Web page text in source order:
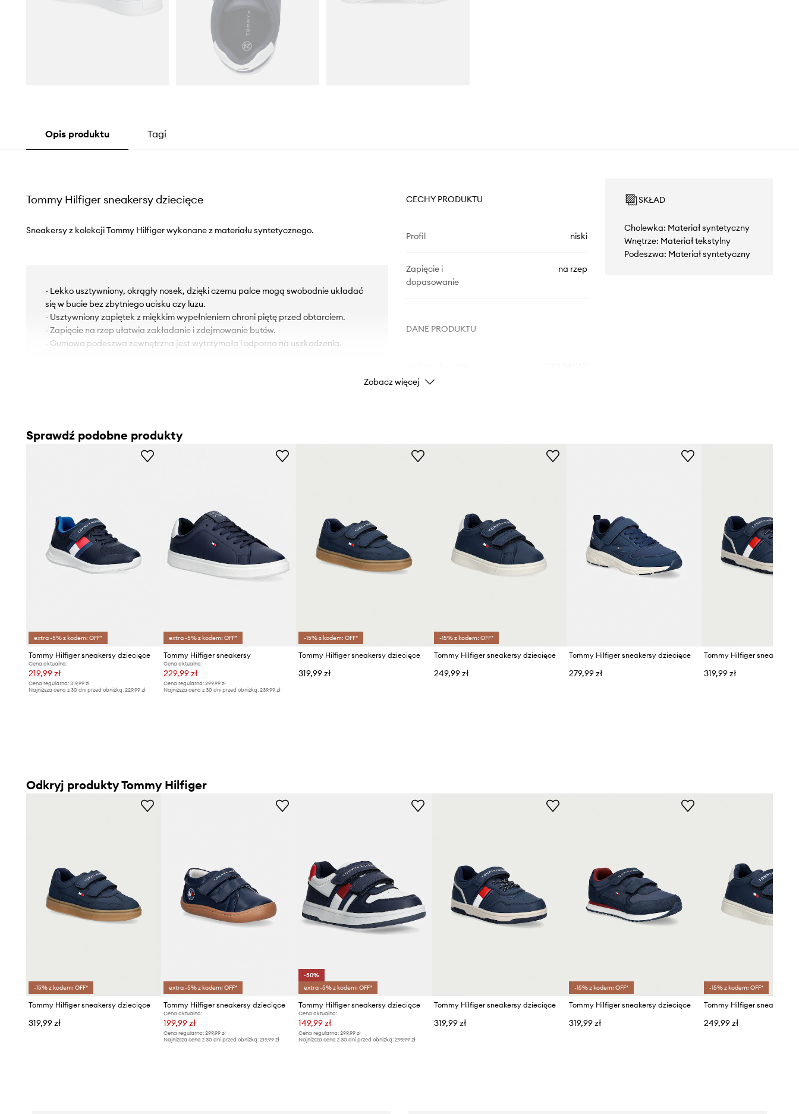
Opis produktu Tagi
Tommy Hilfiger sneakersy dziecięce
Sneakersy z kolekcji Tommy Hilfiger wykonane z materiału syntetycznego.
- Lekko usztywniony, okrągły nosek, dzięki czemu palce mogą swobodnie układać
się w bucie bez zbytniego ucisku czy luzu.
- Usztywniony zapiętek z miękkim wypełnieniem chroni piętę przed obtarciem.
- Zapięcie na rzep ułatwia zakładanie i zdejmowanie butów.
- Gumowa podeszwa zewnętrzna jest wytrzymała i odporna na uszkodzenia.
CECHY PRODUKTU
Profil niski
Zapięcie i
dopasowanie
na rzep
DANE PRODUKTU
Producent
SKŁAD
Cholewka: Materiał syntetyczny
Wnętrze: Materiał tekstylny
Podeszwa: Materiał syntetyczny
Zobacz więcej
Sprawdź podobne produkty
extra -5% z kodem: OFF*
Tommy Hilfiger sneakersy dziecięce
Cena aktualna:
219,99 zł
Cena regularna: 319,99 zł
Najniższa cena z 30 dni przed obniżką: 229,99 zł
extra -5% z kodem: OFF*
Tommy Hilfiger sneakersy
Cena aktualna:
229,99 zł
Cena regularna:299,99 zł
Najniższa cena z 30 dni przed obniżką:239,99 zł
-15% z kodem: OFF*
Tommy Hilfiger sneakersy dziecięce
319,99 zł
-15% z kodem: OFF*
Tommy Hilfiger sneakersy dziecięce
249,99 zł
Tommy Hilfiger sneakersy dziecięce
279,99 zł
Tommy Hilfiger sneakersy
319,99 zł
Odkryj produkty Tommy Hilfiger
-15% z kodem: OFF*
Tommy Hilfiger sneakersy dziecięce
319,99 zł
extra -5% z kodem: OFF*
Tommy Hilfiger sneakersy dziecięce
Cena aktualna:
199,99 zł
Cena regularna:299,99 zł
Najniższa cena z 30 dni przed obniżką:219,99 zł
-50%
extra -5% z kodem: OFF*
Tommy Hilfiger sneakersy dziecięce
Cena aktualna:
149,99 zł
Cena regularna: 299,99 zł
Najniższa cena z 30 dni przed obniżką: 299,99 zł
Tommy Hilfiger sneakersy dziecięce
319,99 zł
-15% z kodem: OFF*
Tommy Hilfiger sneakersy dziecięce
319,99 zł
-15% z kodem: OFF*
Tommy Hilfiger sneakersy
249,99 zł